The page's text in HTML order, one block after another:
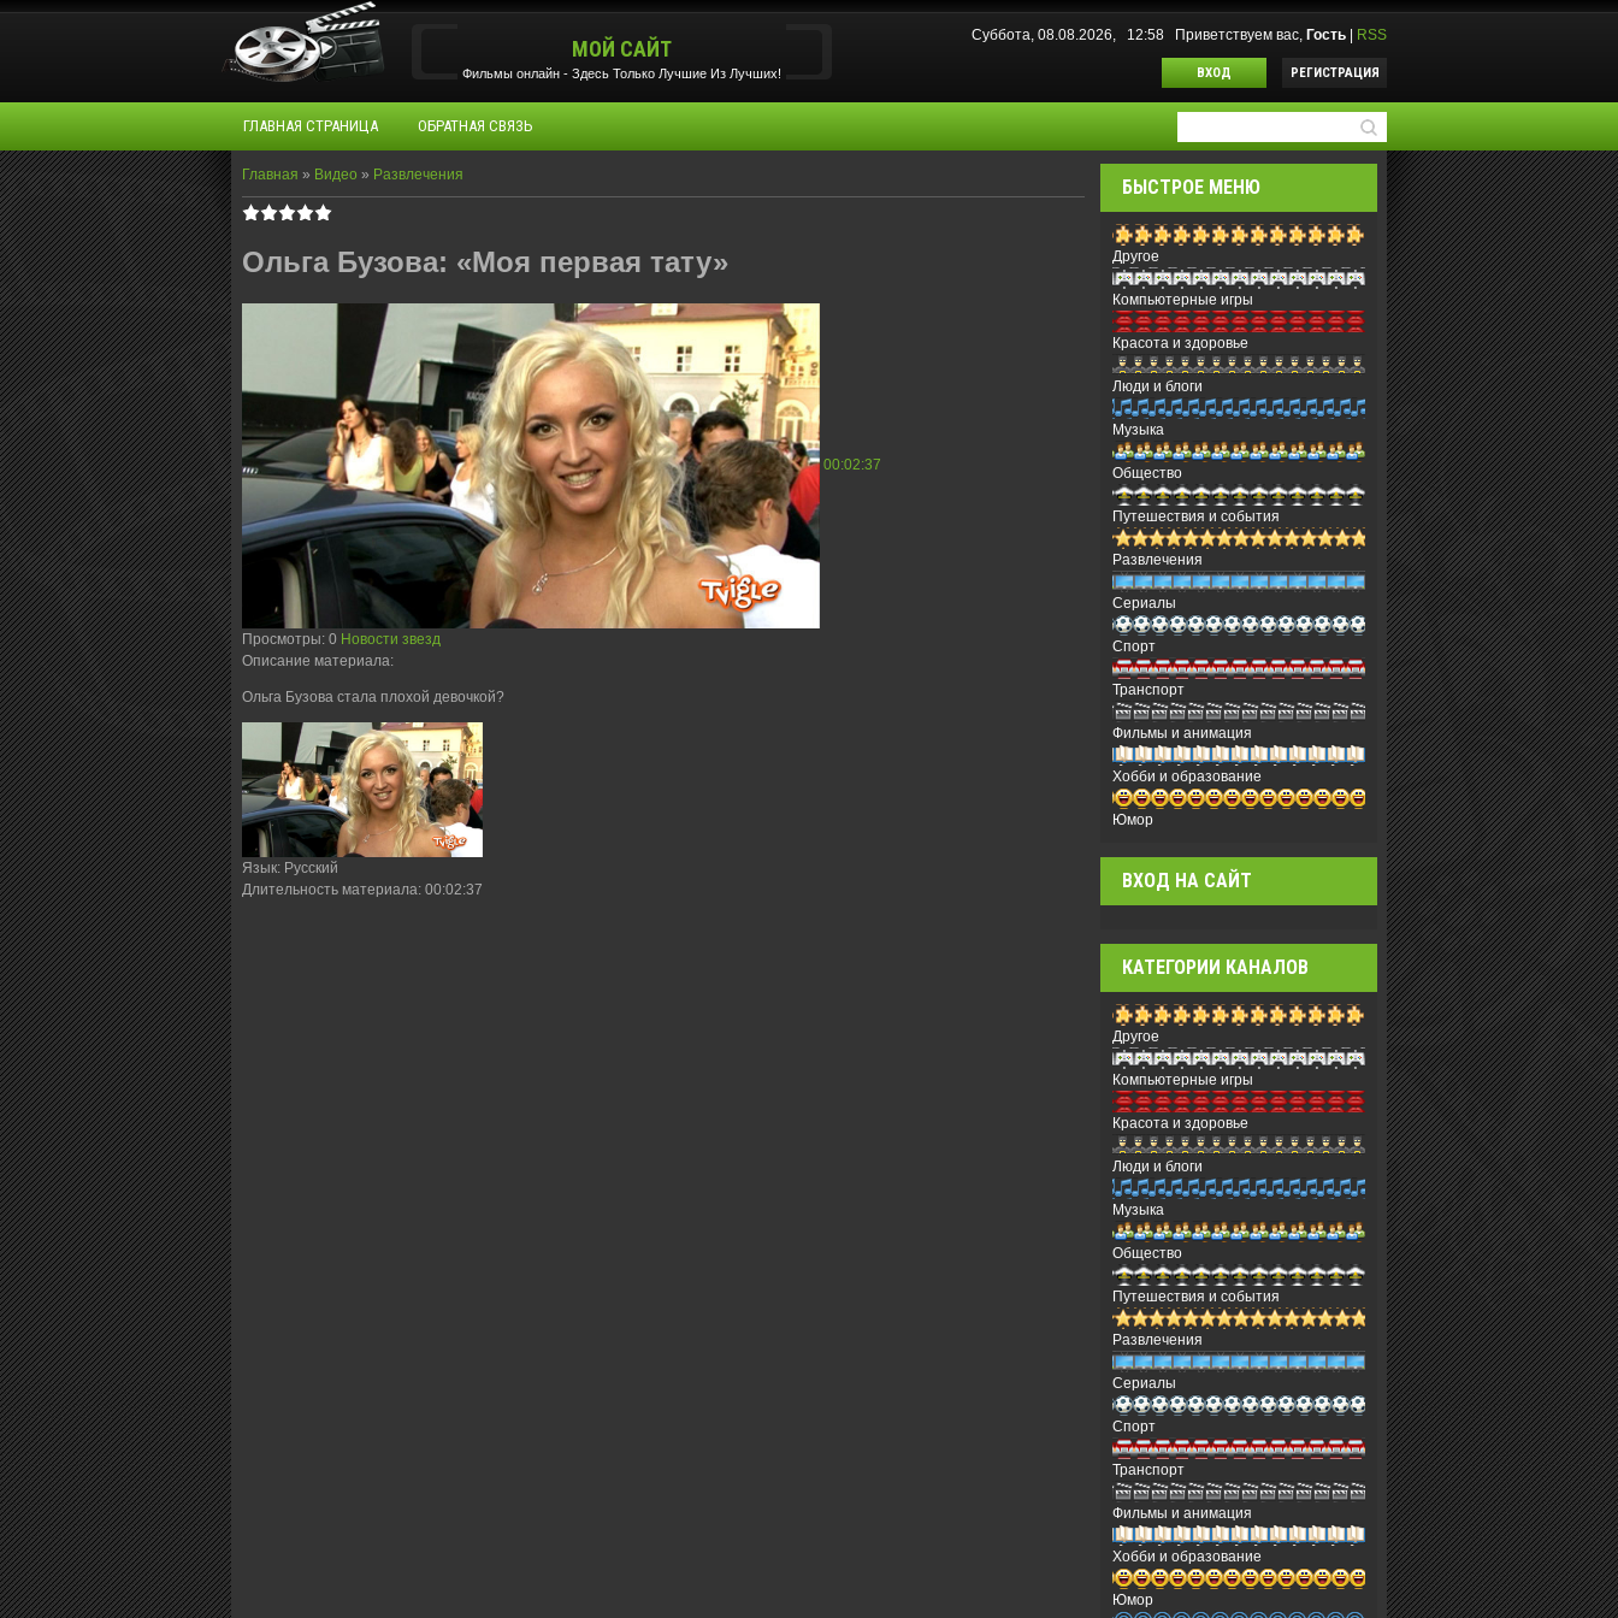
МОЙ САЙТ
Фильмы oнлайн - Здесь Только Лучшие Из Лучших!
Суббота, 08.08.2026, 12:58 Приветствуем вас, Гость RSS
ВХОД РЕГИСТРАЦИЯ
ГЛАВНАЯ СТРАНИЦА ОБРАТНАЯ СВЯЗЬ
Главная » Видео » Развлечения
Ольга Бузова: «Моя первая тату»
00:02:37
Просмотры: 0 Новости звезд
Описание материала:
Ольга Бузова стала плохой девочкой?
Язык: Русский
Длительность материала: 00:02:37
БЫСТРОЕ МЕНЮ
Другое
Компьютерные игры
Красота и здоровье
Люди и блоги
Музыка
Общество
Путешествия и события
Развлечения
Сериалы
Спорт
Транспорт
Фильмы и анимация
Хобби и образование
Юмор
ВХОД НА САЙТ
КАТЕГОРИИ КАНАЛОВ
Другое
Компьютерные игры
Красота и здоровье
Люди и блоги
Музыка
Общество
Путешествия и события
Развлечения
Сериалы
Спорт
Транспорт
Фильмы и анимация
Хобби и образование
Юмор